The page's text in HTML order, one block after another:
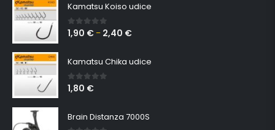
Kamatsu Koiso udice
0 out of 5
1,90 € – 2,40 €
Kamatsu Chika udice
0 out of 5
1,80 €
Brain Distanza 7000S